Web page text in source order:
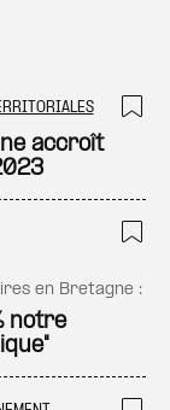
accroît
en Bretagne :
notre